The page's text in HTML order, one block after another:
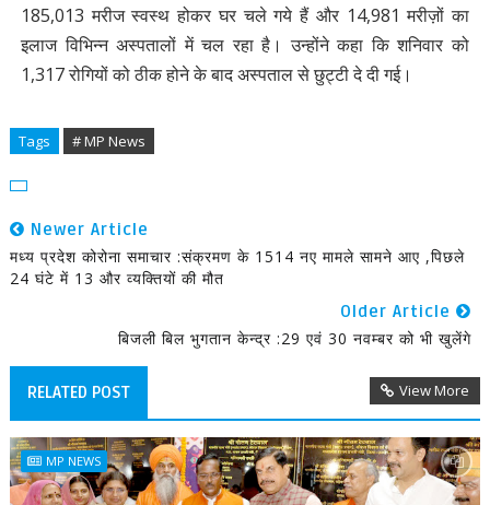
185,013 मरीज स्वस्थ होकर घर चले गये हैं और 14,981 मरीज़ों का
इलाज विभिन्न अस्पतालों में चल रहा है। उन्होंने कहा कि शनिवार को
1,317 रोगियों को ठीक होने के बाद अस्पताल से छुट्टी दे दी गई।
Tags # MP News
Newer Article
मध्य प्रदेश कोरोना समाचार :संक्रमण के 1514 नए मामले सामने आए ,पिछले
24 घंटे में 13 और व्यक्तियों की मौत
Older Article
बिजली बिल भुगतान केन्द्र :29 एवं 30 नवम्बर को भी खुलेंगे
RELATED POST View More
MP NEWS